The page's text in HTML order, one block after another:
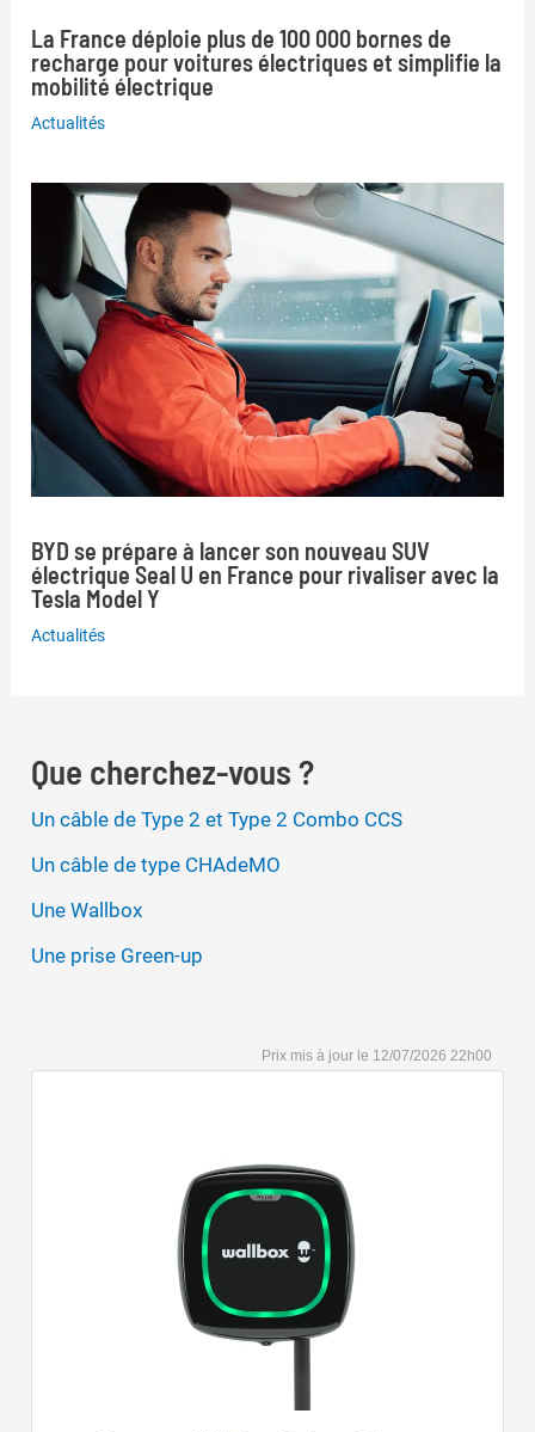
La France déploie plus de 100 000 bornes de
recharge pour voitures électriques et simplifie la
mobilité électrique
Actualités
BYD se prépare à lancer son nouveau SUV
électrique Seal U en France pour rivaliser avec la
Tesla Model Y
Actualités
Que cherchez-vous ?
Un câble de Type 2 et Type 2 Combo CCS
Un câble de type CHAdeMO
Une Wallbox
Une prise Green-up
12/07/2026 22h00